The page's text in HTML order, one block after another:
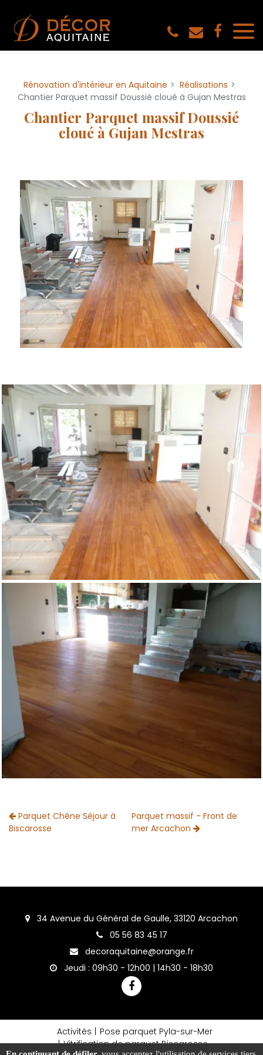
Rénovation d'intérieur en Aquitaine
Réalisations
Chantier Parquet massif Doussié cloué à Gujan Mestras
Chantier Parquet massif Doussié
cloué à Gujan Mestras
Parquet Chêne Séjour à
Biscarosse
Parquet massif - Front de
mer Arcachon
34 Avenue du Général de Gaulle, 33120 Arcachon
05 56 83 45 17
decoraquitaine@orange.fr
Jeudi : 09h30 - 12h00 | 14h30 - 18h30
Activités
Pose parquet Pyla-sur-Mer
Vitrification de parquet Biscarosse